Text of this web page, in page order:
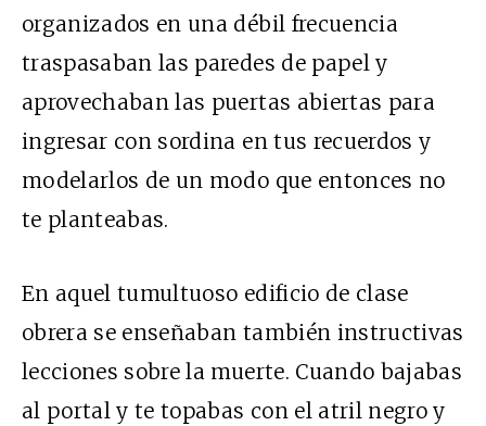
organizados en una débil frecuencia
traspasaban las paredes de papel y
aprovechaban las puertas abiertas para
ingresar con sordina en tus recuerdos y
modelarlos de un modo que entonces no
te planteabas.
En aquel tumultuoso edificio de clase
obrera se enseñaban también instructivas
lecciones sobre la muerte. Cuando bajabas
al portal y te topabas con el atril negro y